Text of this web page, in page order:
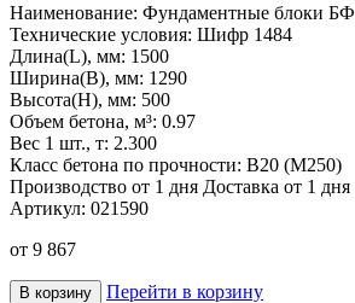
Наименование: Фундаментные блоки БФ
Технические условия: Шифр 1484
Длина(L), мм: 1500
Ширина(B), мм: 1290
Высота(H), мм: 500
Объем бетона, м³: 0.97
Вес 1 шт., т: 2.300
Класс бетона по прочности: B20 (M250)
Производство от 1 дня Доставка от 1 дня
Артикул: 021590
от 9 867
В корзину Перейти в корзину